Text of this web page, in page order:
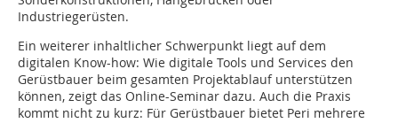
Industriegerüsten.
Ein weiterer inhaltlicher Schwerpunkt liegt auf dem
digitalen Know-how: Wie digitale Tools und Services den
Gerüstbauer beim gesamten Projektablauf unterstützen
können, zeigt das Online-Seminar dazu. Auch die Praxis
kommt nicht zu kurz: Für Gerüstbauer bietet Peri mehrere